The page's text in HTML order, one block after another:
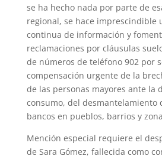
se ha hecho nada por parte de
regional, se hace imprescindible
continua de información y
reclamaciones por cláusulas
de números de teléfono 902 por
compensación urgente de la
de las personas mayores ante la
consumo, del desmantelamiento
bancos en pueblos, barrios y
Mención especial requiere el
de Sara Gómez, fallecida como